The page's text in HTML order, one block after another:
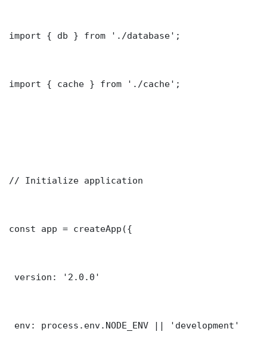
import { db } from './database';
import { cache } from './cache';
// Initialize application
const app = createApp({
version: '2.0.0'
env: process.env.NODE_ENV || 'development'